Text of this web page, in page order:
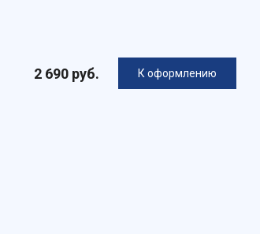
2 690 руб. К оформлению